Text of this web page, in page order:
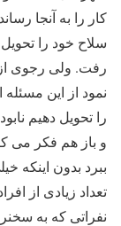
کار را به آنجا
سلاح خود را
رفت. ولی رجوی
نمود از این
را تحویل دهیم
و باز هم فکر می
ببرد بدون اینکه
تعداد زیادی از
نفراتی که به